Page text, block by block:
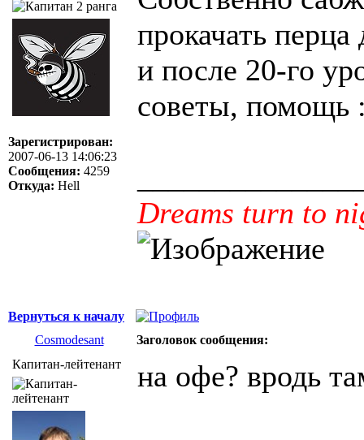
Зарегистрирован:
2007-06-13 14:06:23
Сообщения: 4259
Откуда: Hell
прокачать
и после 20-го
советы, помощь
Dreams turn to
Вернуться к началу
Cosmodesant
Заголовок сообщения:
Капитан-лейтенант
на офе? вродь